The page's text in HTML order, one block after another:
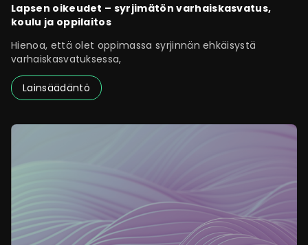
Lapsen oikeudet – syrjimätön varhaiskasvatus,
koulu ja oppilaitos
Hienoa, että olet oppimassa syrjinnän ehkäisystä
varhaiskasvatuksessa,
Lainsäädäntö